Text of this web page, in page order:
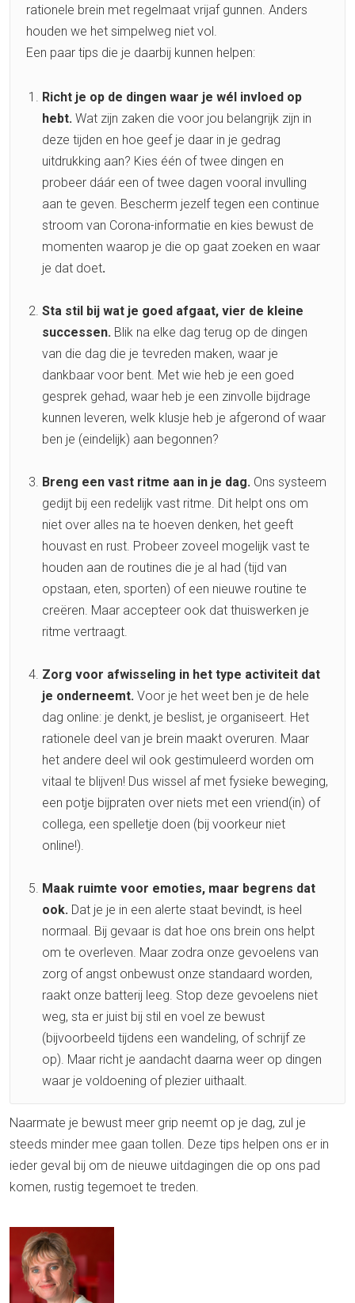
rationele brein met regelmaat vrijaf gunnen. Anders
houden we het simpelweg niet vol.
Een paar tips die je daarbij kunnen helpen:
Richt je op de dingen waar je wél invloed op
hebt. Wat zijn zaken die voor jou belangrijk zijn in
deze tijden en hoe geef je daar in je gedrag
uitdrukking aan? Kies één of twee dingen en
probeer dáár een of twee dagen vooral invulling
aan te geven. Bescherm jezelf tegen een continue
stroom van Corona-informatie en kies bewust de
momenten waarop je die op gaat zoeken en waar
je dat doet.
Sta stil bij wat je goed afgaat, vier de kleine
successen. Blik na elke dag terug op de dingen
van die dag die je tevreden maken, waar je
dankbaar voor bent. Met wie heb je een goed
gesprek gehad, waar heb je een zinvolle bijdrage
kunnen leveren, welk klusje heb je afgerond of waar
ben je (eindelijk) aan begonnen?
Breng een vast ritme aan in je dag. Ons systeem
gedijt bij een redelijk vast ritme. Dit helpt ons om
niet over alles na te hoeven denken, het geeft
houvast en rust. Probeer zoveel mogelijk vast te
houden aan de routines die je al had (tijd van
opstaan, eten, sporten) of een nieuwe routine te
creëren. Maar accepteer ook dat thuiswerken je
ritme vertraagt.
Zorg voor afwisseling in het type activiteit dat
je onderneemt. Voor je het weet ben je de hele
dag online: je denkt, je beslist, je organiseert. Het
rationele deel van je brein maakt overuren. Maar
het andere deel wil ook gestimuleerd worden om
vitaal te blijven! Dus wissel af met fysieke beweging,
een potje bijpraten over niets met een vriend(in) of
collega, een spelletje doen (bij voorkeur niet
online!).
Maak ruimte voor emoties, maar begrens dat
ook. Dat je je in een alerte staat bevindt, is heel
normaal. Bij gevaar is dat hoe ons brein ons helpt
om te overleven. Maar zodra onze gevoelens van
zorg of angst onbewust onze standaard worden,
raakt onze batterij leeg. Stop deze gevoelens niet
weg, sta er juist bij stil en voel ze bewust
(bijvoorbeeld tijdens een wandeling, of schrijf ze
op). Maar richt je aandacht daarna weer op dingen
waar je voldoening of plezier uithaalt.
Naarmate je bewust meer grip neemt op je dag, zul je
steeds minder mee gaan tollen. Deze tips helpen ons er in
ieder geval bij om de nieuwe uitdagingen die op ons pad
komen, rustig tegemoet te treden.